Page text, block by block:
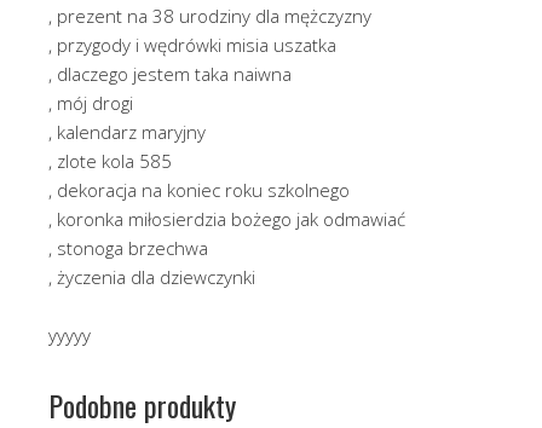
, prezent na 38 urodziny dla mężczyzny
, przygody i wędrówki misia uszatka
, dlaczego jestem taka naiwna
, mój drogi
, kalendarz maryjny
, zlote kola 585
, dekoracja na koniec roku szkolnego
, koronka miłosierdzia bożego jak odmawiać
, stonoga brzechwa
, życzenia dla dziewczynki
yyyyy
Podobne produkty